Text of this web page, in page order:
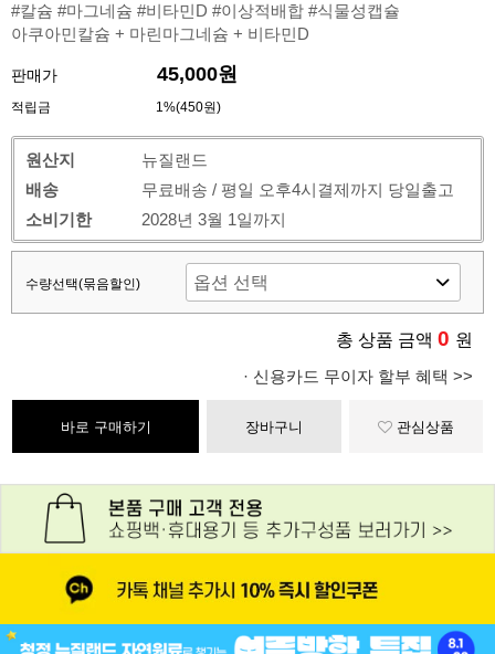
#칼슘 #마그네슘 #비타민D #이상적배합 #식물성캡슐
아쿠아민칼슘 + 마린마그네슘 + 비타민D
판매가 45,000원
적립금 1%(450원)
원산지
뉴질랜드
배송
무료배송 / 평일 오후4시결제까지 당일출고
소비기한
2028년 3월 1일까지
수량선택(묶음할인)
총 상품 금액 0 원
· 신용카드 무이자 할부 혜택 >>
바로 구매하기 장바구니 관심상품